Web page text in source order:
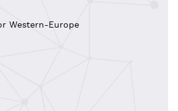
Western-Europe